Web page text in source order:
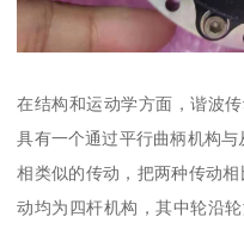
在结构和运动学方面，谐波
具有一个通过平行曲柄机构
相类似的传动，把两种传动
动均为四杆机构，其中轮沿